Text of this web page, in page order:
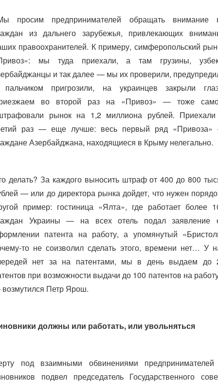
просим предпринимателей обращать внимание
из дальнего зарубежья, привлекающих
правоохранителей. К примеру, симферопольский
мы туда приехали, а там грузины,
и так далее — мы их проверили,
пригрозили, на украинцев закрыли
во второй раз на «Привоз» — тоже
рынок на 1,2 миллиона рублей.
раз — еще лучше: весь первый ряд
Азербайджана, находящиеся в Крыму нелегально.
делать? За каждого выносить штраф от 400 до 800
— или до директора рынка дойдет, что нужен
пример: гостиница «Ялта», где работает более
Украины — на всех отель подал заявление
патента на работу, а упомянутый
то не соизволил сделать этого, времени нет… У
нет за на патентами, мы в день выдаем до
при возможности выдачи до 100 патентов на
Петр Ярош.
должны или работать, или увольняться
под взаимными обвинениями
подвел председатель Государственного